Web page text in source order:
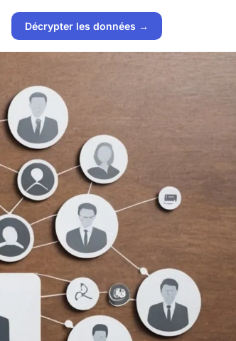
Décrypter les données →